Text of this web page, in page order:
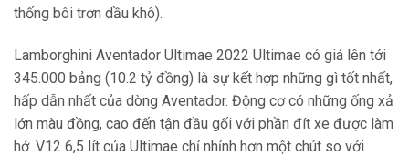
thống bôi trơn dầu khô).
Lamborghini Aventador Ultimae 2022 Ultimae có giá lên tới
345.000 bảng (10.2 tỷ đồng) là sự kết hợp những gì tốt nhất,
hấp dẫn nhất của dòng Aventador. Động cơ có những ống xả
lớn màu đồng, cao đến tận đầu gối với phần đít xe được làm
hở. V12 6,5 lít của Ultimae chỉ nhỉnh hơn một chút so với